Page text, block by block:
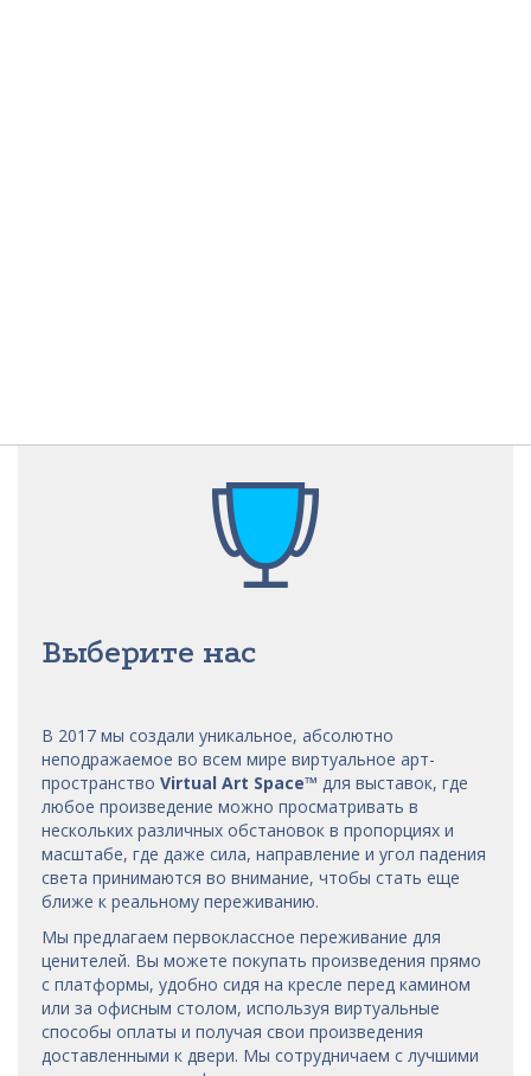
Выберите нас
В 2017 мы создали уникальное, абсолютно
неподражаемое во всем мире виртуальное арт-
пространство Virtual Art Space™ для выставок, где
любое произведение можно просматривать в
нескольких различных обстановок в пропорциях и
масштабе, где даже сила, направление и угол падения
света принимаются во внимание, чтобы стать еще
ближе к реальному переживанию.
Мы предлагаем первоклассное переживание для
ценителей. Вы можете покупать произведения прямо
с платформы, удобно сидя на кресле перед камином
или за офисным столом, используя виртуальные
способы оплаты и получая свои произведения
доставленными к двери. Мы сотрудничаем с лучшими